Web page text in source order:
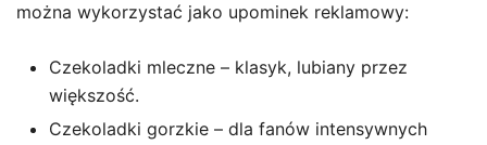
można wykorzystać jako upominek reklamowy:
Czekoladki mleczne – klasyk, lubiany przez
większość.
Czekoladki gorzkie – dla fanów intensywnych